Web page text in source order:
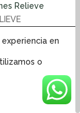
Relieve
en
o